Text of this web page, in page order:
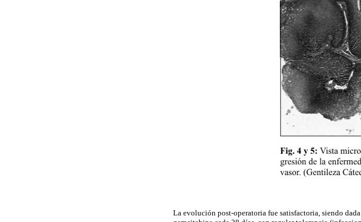
La evolución post-operatoria fue satisfactoria, siendo